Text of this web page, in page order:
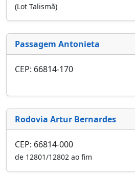
(Lot Talismã)
Passagem Antonieta
CEP: 66814-170
Rodovia Artur Bernardes
CEP: 66814-000
de 12801/12802 ao fim